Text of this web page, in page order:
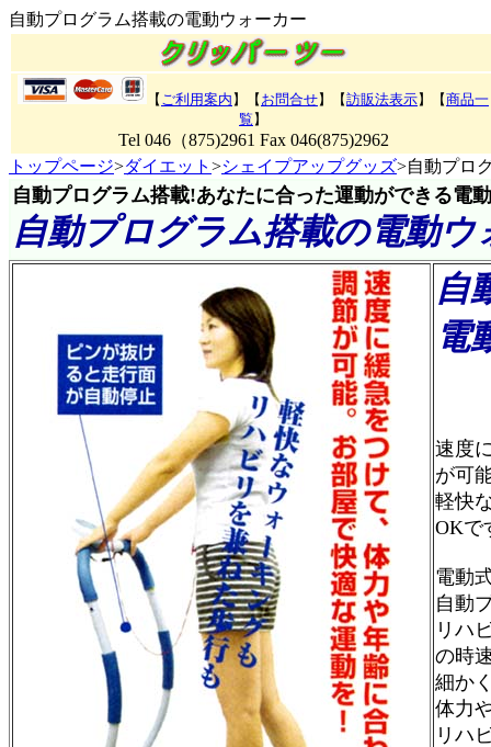
自動プログラム搭載の電動ウォーカー
【 ご利用案内 】【 お問合せ】【訪販法表示】【商品一
覧 】
Tel 046（875)2961 Fax 046(875)2962
トップページ>ダイエット >シェイプアップグッズ>自動プロ
自動プログラム搭載!あなたに合った運動ができる電
自動プログラム搭載の電動ウ
自
電
速度
が可
軽快
OKで
電動
自動
リハ
の時
細か
体力
リハ